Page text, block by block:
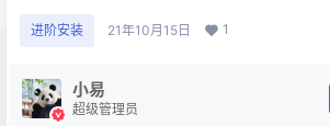
进阶安装 21年10月15日 1
小易
超级管理员